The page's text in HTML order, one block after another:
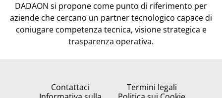
DADAON si propone come punto di riferimento per
aziende che cercano un partner tecnologico capace di
coniugare competenza tecnica, visione strategica e
trasparenza operativa.
Contattaci
Termini legali